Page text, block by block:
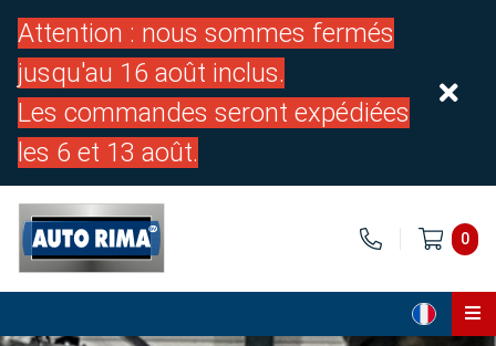
Attention : nous sommes fermés
jusqu'au 16 août inclus.
Les commandes seront expédiées
les 6 et 13 août.
0